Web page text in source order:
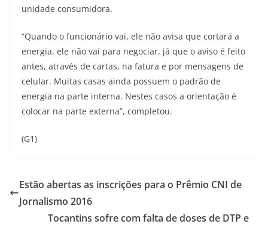
unidade consumidora.
“Quando o funcionário vai, ele não avisa que cortará a
energia, ele não vai para negociar, já que o aviso é feito
antes, através de cartas, na fatura e por mensagens de
celular. Muitas casas ainda possuem o padrão de
energia na parte interna. Nestes casos a orientação é
colocar na parte externa”, completou.
(G1)
Estão abertas as inscrições para o Prêmio CNI de
Jornalismo 2016
Tocantins sofre com falta de doses de DTP e